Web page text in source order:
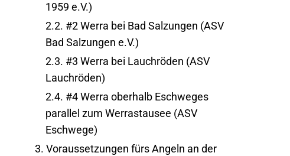
1959 e.V.)
2.2. #2 Werra bei Bad Salzungen (ASV
Bad Salzungen e.V.)
2.3. #3 Werra bei Lauchröden (ASV
Lauchröden)
2.4. #4 Werra oberhalb Eschweges
parallel zum Werrastausee (ASV
Eschwege)
3. Voraussetzungen fürs Angeln an der